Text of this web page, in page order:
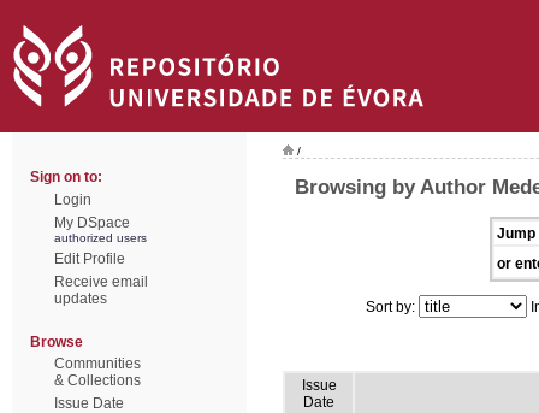
Sign on to:
Login
My DSpace
authorized users
Edit Profile
Receive email
updates
Browse
Communities
& Collections
Issue Date
/
Browsing by Author
Jump
or
Sort by:
Issue
Date